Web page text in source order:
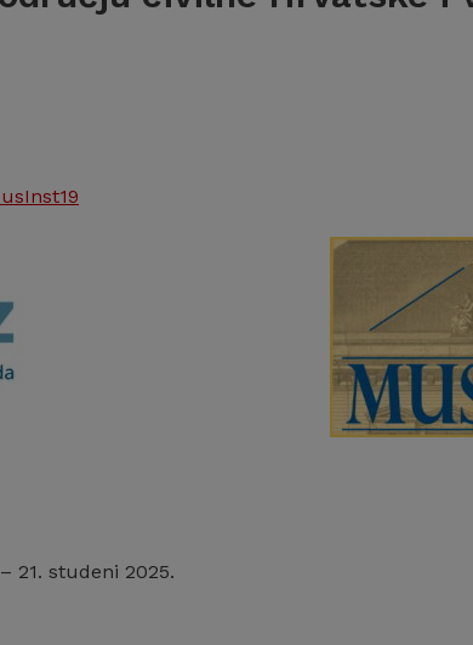
21. studeni 2025.